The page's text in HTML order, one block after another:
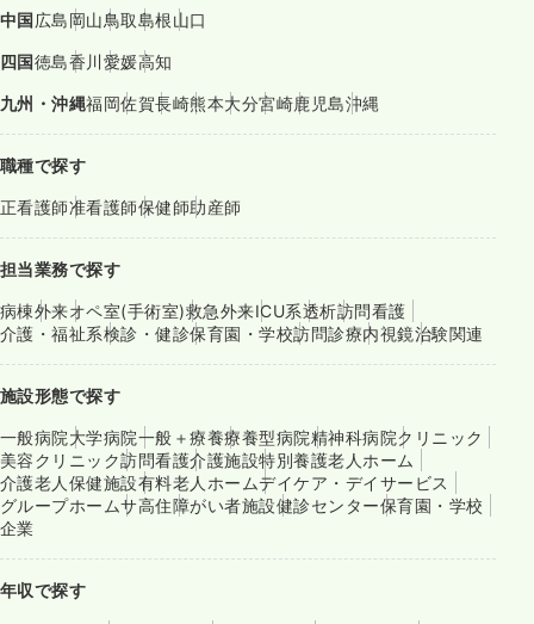
中国広島岡山鳥取島根山口
四国徳島香川愛媛高知
九州・沖縄福岡佐賀長崎熊本大分宮崎鹿児島沖縄
職種で探す
正看護師准看護師保健師助産師
担当業務で探す
病棟外来オペ室(手術室)救急外来ICU系透析訪問看護
介護・福祉系検診・健診保育園・学校訪問診療内視鏡治験関連
施設形態で探す
一般病院大学病院一般＋療養療養型病院精神科病院クリニック
美容クリニック訪問看護介護施設特別養護老人ホーム
介護老人保健施設有料老人ホームデイケア・デイサービス
グループホームサ高住障がい者施設健診センター保育園・学校
企業
年収で探す